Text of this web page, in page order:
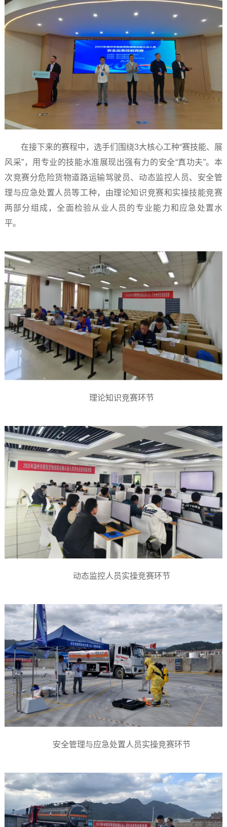
在接下来的赛程中，选手们围绕3大核心工种“赛技能、展
风采”，用专业的技能水准展现出强有力的安全“真功夫”。本
次竞赛分危险货物道路运输驾驶员、动态监控人员、安全管
理与应急处置人员等工种，由理论知识竞赛和实操技能竞赛
两部分组成，全面检验从业人员的专业能力和应急处置水
平。
理论知识竞赛环节
动态监控人员实操竞赛环节
安全管理与应急处置人员实操竞赛环节